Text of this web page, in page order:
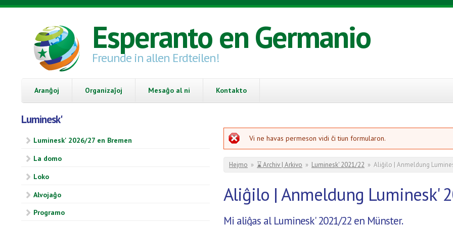
Skip to main content
Esperanto en Germanio
Freunde in allen Erdteilen!
Aranĝoj Organizaĵoj Mesaĝo al ni Kontakto
Luminesk'
Luminesk' 2026/27 en Bremen
La domo
Loko
Alvojaĝo
Programo
erarmesaĝo
Vi ne havas permeson vidi ĉi tiun formularon.
You are here
Hejmo » ⌛ Archiv | Arkivo » Luminesk' 2021/22 » Aliĝilo | Anmeldung
Aliĝilo | Anmeldung Luminesk'
Mi aliĝas al Luminesk' 2021/22 en Münster.